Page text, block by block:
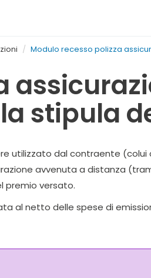
Modulo recesso polizza
stipula
utilizzato dal contraente
avvenuta a distanza
premio versato.
al netto delle spese di